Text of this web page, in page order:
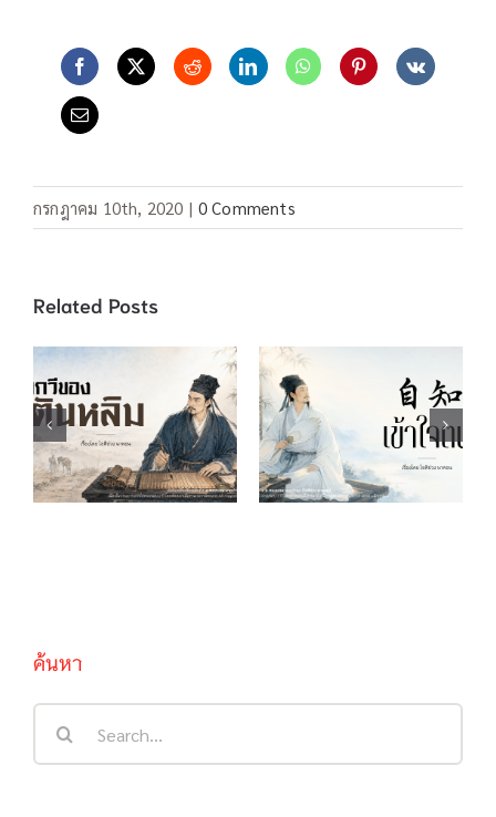
กรกฎาคม 10th, 2020 | 0 Comments
Related Posts
บทกวีของตันหลิม 自知 เข้าใจตน
ค้นหา